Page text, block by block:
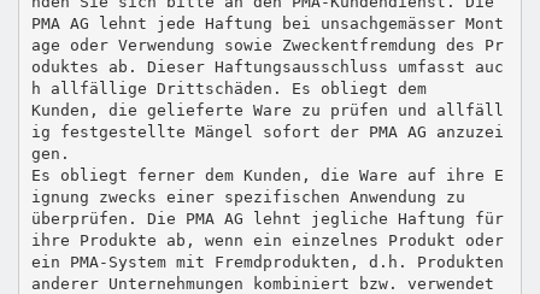
PMA AG lehnt jede Haftung bei unsachgemässer Mont
age oder Verwendung sowie Zweckentfremdung des Pr
oduktes ab. Dieser Haftungsausschluss umfasst auc
h allfällige Drittschäden. Es obliegt dem
Kunden, die gelieferte Ware zu prüfen und allfäll
ig festgestellte Mängel sofort der PMA AG anzuzei
gen.
Es obliegt ferner dem Kunden, die Ware auf ihre E
ignung zwecks einer spezifischen Anwendung zu
überprüfen. Die PMA AG lehnt jegliche Haftung für
ihre Produkte ab, wenn ein einzelnes Produkt oder
ein PMA-System mit Fremdprodukten, d.h. Produkten
anderer Unternehmungen kombiniert bzw. verwendet